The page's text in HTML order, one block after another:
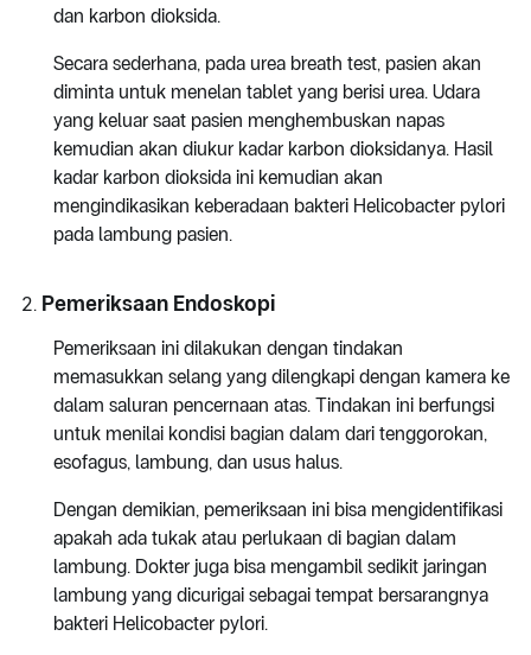
dan karbon dioksida.
Secara sederhana, pada urea breath test, pasien akan
diminta untuk menelan tablet yang berisi urea. Udara
yang keluar saat pasien menghembuskan napas
kemudian akan diukur kadar karbon dioksidanya. Hasil
kadar karbon dioksida ini kemudian akan
mengindikasikan keberadaan bakteri Helicobacter pylori
pada lambung pasien.
Pemeriksaan Endoskopi
Pemeriksaan ini dilakukan dengan tindakan
memasukkan selang yang dilengkapi dengan kamera ke
dalam saluran pencernaan atas. Tindakan ini berfungsi
untuk menilai kondisi bagian dalam dari tenggorokan,
esofagus, lambung, dan usus halus.
Dengan demikian, pemeriksaan ini bisa mengidentifikasi
apakah ada tukak atau perlukaan di bagian dalam
lambung. Dokter juga bisa mengambil sedikit jaringan
lambung yang dicurigai sebagai tempat bersarangnya
bakteri Helicobacter pylori.